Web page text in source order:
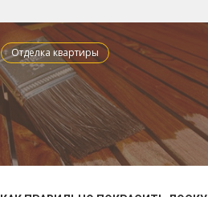
Отделка квартиры